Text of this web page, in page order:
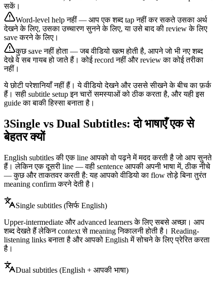
सकें।
Word-level help नहीं — आप एक शब्द tap नहीं कर सकते उसका अर्थ
देखने के लिए, उसका उच्चारण सुनने के लिए, या उसे बाद की review के लिए
save करने के लिए।
कुछ save नहीं होता — जब वीडियो खत्म होती है, आपने जो भी नए शब्द
देखे वे सब गायब हो जाते हैं। कोई record नहीं और review का कोई तरीका
नहीं।
ये छोटी परेशानियाँ नहीं हैं। ये वीडियो देखने और उससे सीखने के बीच का फ़र्क
हैं। सही subtitle setup इन चारों समस्याओं को ठीक करता है, और यही इस
guide का बाकी हिस्सा बनाता है।
3Single vs Dual Subtitles: दो भाषाएँ एक से
बेहतर क्यों
English subtitles की एक line आपको वो पढ़ने में मदद करती है जो आप सुनते
हैं। लेकिन एक दूसरी line — वही sentence आपकी अपनी भाषा में, ठीक नीचे
— कुछ और ताकतवर करती है: यह आपको वीडियो का flow तोड़े बिना तुरंत
meaning confirm करने देती है।
Single subtitles (सिर्फ English)
Upper-intermediate और advanced learners के लिए सबसे अच्छा। आप
शब्द देखते हैं लेकिन context से meaning निकालनी होती है। Reading-
listening links बनाता है और आपको English में सोचने के लिए प्रेरित करता
है।
Dual subtitles (English + आपकी भाषा)